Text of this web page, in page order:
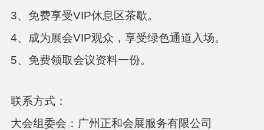
3、免费享受VIP休息区茶歇。
4、成为展会VIP观众，享受绿色通道入场。
5、免费领取会议资料一份。
联系方式：
大会组委会：广州正和会展服务有限公司